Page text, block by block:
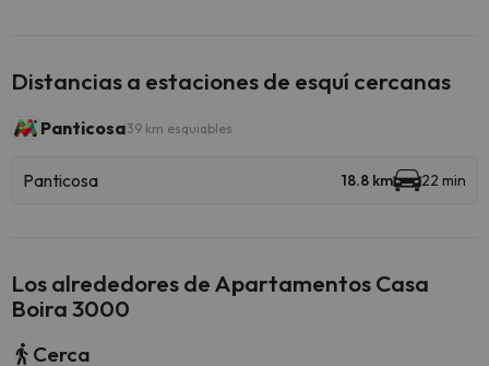
Distancias a estaciones de esquí cercanas
Panticosa39 km esquiables
Panticosa 18.8 km 22 min
Los alrededores de Apartamentos Casa
Boira 3000
Cerca